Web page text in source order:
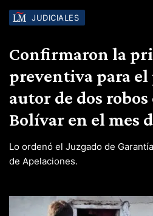
JUDICIALES
Confirmaron la
preventiva para
autor de dos
Bolívar en el mes
Lo ordenó el Juzgado de
de Apelaciones.